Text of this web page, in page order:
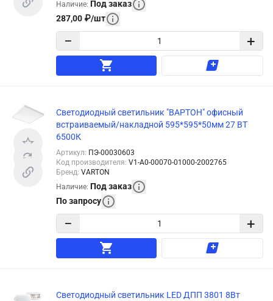
Наличие: Под заказ
287,00 ₽/шт
− +
Светодиодный светильник "ВАРТОН" офисный
встраиваемый/накладной 595*595*50мм 27 ВТ
6500К
Артикул: ПЭ-00030603
Код производителя: V1-A0-00070-01000-2002765
Бренд: VARTON
Наличие: Под заказ
По запросу
− +
Светодиодный светильник LED ДПП 3801 8Вт